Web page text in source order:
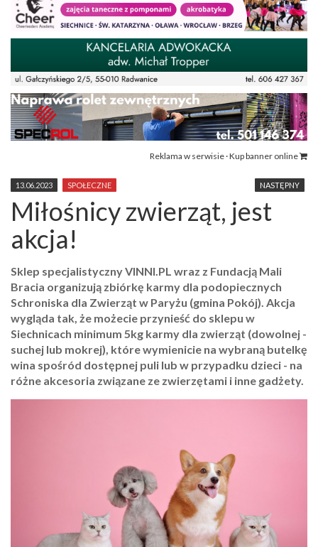
Reklama w serwisie · Kup banner online
NASTĘPNY
13.06.2023 SPOŁECZNE
Miłośnicy zwierząt, jest
akcja!
Sklep specjalistyczny VINNI.PL wraz z Fundacją Mali
Bracia organizują zbiórkę karmy dla podopiecznych
Schroniska dla Zwierząt w Paryżu (gmina Pokój). Akcja
wygląda tak, że możecie przynieść do sklepu w
Siechnicach minimum 5kg karmy dla zwierząt (dowolnej -
suchej lub mokrej), które wymienicie na wybraną butelkę
wina spośród dostępnej puli lub w przypadku dzieci - na
różne akcesoria związane ze zwierzętami i inne gadżety.